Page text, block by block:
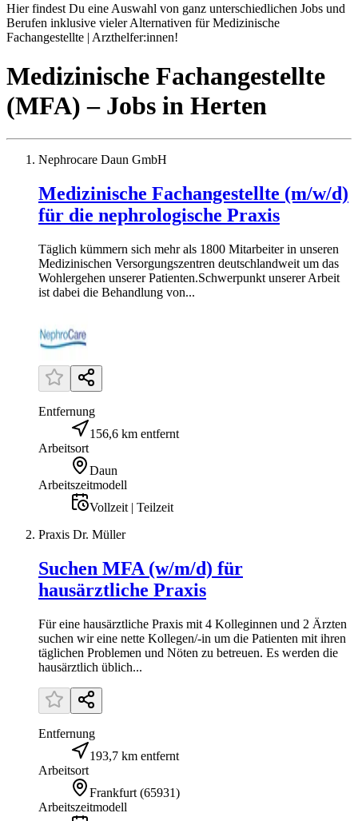
Hier findest Du eine Auswahl von ganz unterschiedlichen Jobs und
Berufen inklusive vieler Alternativen für Medizinische
Fachangestellte | Arzthelfer:innen!
Medizinische Fachangestellte
(MFA) – Jobs in Herten
Nephrocare Daun GmbH
Medizinische Fachangestellte (m/w/d)
für die nephrologische Praxis
Täglich kümmern sich mehr als 1800 Mitarbeiter in unseren
Medizinischen Versorgungszentren deutschlandweit um das
Wohlergehen unserer Patienten.Schwerpunkt unserer Arbeit
ist dabei die Behandlung von...
Entfernung
156,6 km entfernt
Arbeitsort
Daun
Arbeitszeitmodell
Vollzeit | Teilzeit
Praxis Dr. Müller
Suchen MFA (w/m/d) für
hausärztliche Praxis
Für eine hausärztliche Praxis mit 4 Kolleginnen und 2 Ärzten
suchen wir eine nette Kollegen/-in um die Patienten mit ihren
täglichen Problemen und Nöten zu betreuen. Es werden die
hausärztlich üblich...
Entfernung
193,7 km entfernt
Arbeitsort
Frankfurt (65931)
Arbeitszeitmodell